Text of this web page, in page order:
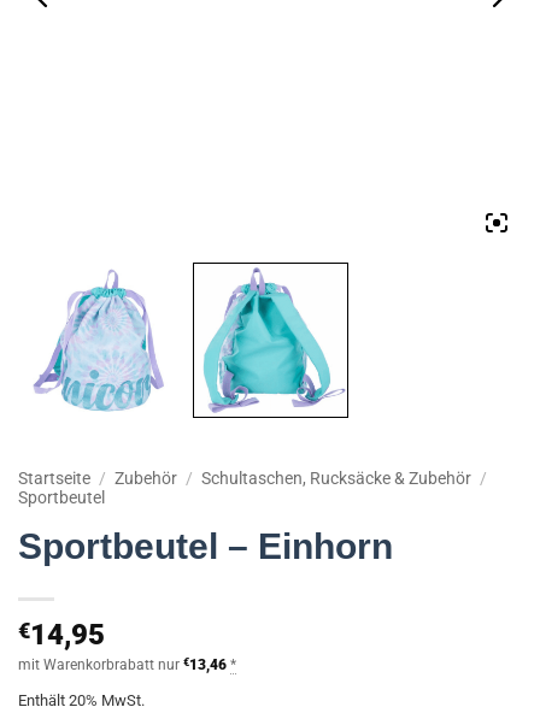
Startseite / Zubehör / Schultaschen, Rucksäcke & Zubehör /
Sportbeutel
Sportbeutel – Einhorn
€14,95
mit Warenkorbrabatt nur €13,46 *
Enthält 20% MwSt.